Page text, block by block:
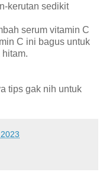
kerutan sedikit
serum vitamin C
C ini bagus untuk
tips gak nih untuk